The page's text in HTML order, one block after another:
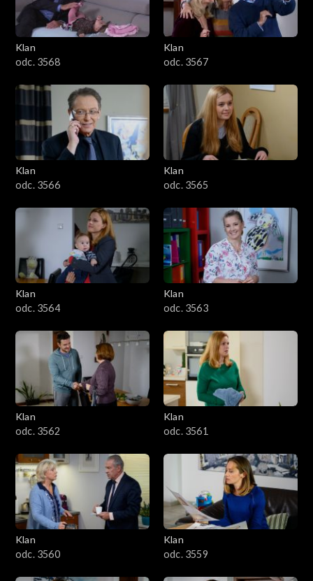
Klan
odc. 3568
Klan
odc. 3567
Klan
odc. 3566
Klan
odc. 3565
Klan
odc. 3564
Klan
odc. 3563
Klan
odc. 3562
Klan
odc. 3561
Klan
odc. 3560
Klan
odc. 3559